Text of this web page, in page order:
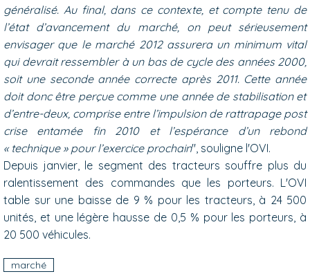
généralisé. Au final, dans ce contexte, et compte tenu de
l’état d’avancement du marché, on peut sérieusement
envisager que le marché 2012 assurera un minimum vital
qui devrait ressembler à un bas de cycle des années 2000,
soit une seconde année correcte après 2011. Cette année
doit donc être perçue comme une année de stabilisation et
d’entre-deux, comprise entre l’impulsion de rattrapage post
crise entamée fin 2010 et l’espérance d’un rebond
« technique » pour l’exercice prochain", souligne l'OVI.
Depuis janvier, le segment des tracteurs souffre plus du
ralentissement des commandes que les porteurs. L'OVI
table sur une baisse de 9 % pour les tracteurs, à 24 500
unités, et une légère hausse de 0,5 % pour les porteurs, à
20 500 véhicules.
marché